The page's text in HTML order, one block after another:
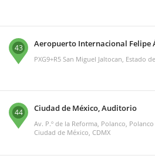
43 Aeropuerto Internacional Felipe
PXG9+R5 San Miguel Jaltocan, Estado
44 Ciudad de México, Auditorio
Av. P.º de la Reforma, Polanco,
Ciudad de México, CDMX